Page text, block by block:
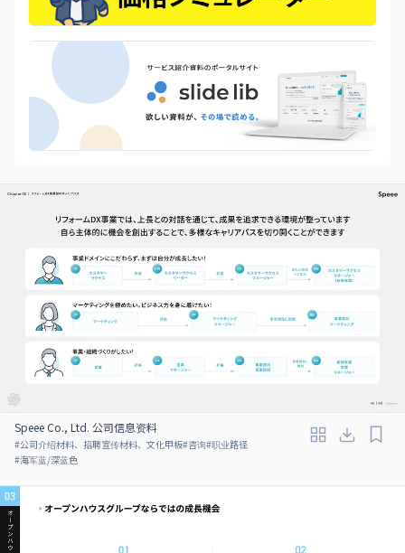
Speee Co., Ltd. 公司信息资料
#公司介绍材料、招聘宣传材料、文化甲板#咨询#职业路径
#海军蓝/深蓝色